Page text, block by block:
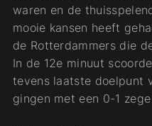
waren en de
mooie kansen heeft
de Rotterdammers die
In de 12e minuut
tevens laatste doelpunt
gingen met een 0-1